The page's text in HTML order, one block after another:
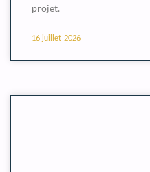
projet.
16 juillet 2026